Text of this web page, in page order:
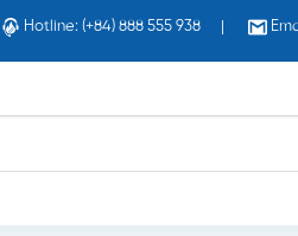
Hotline: (+84) 888 555 938